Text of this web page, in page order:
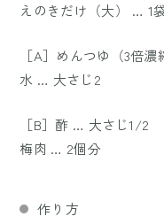
えのきだけ（大） … 1
［A］めんつゆ（3倍
水 … 大さじ2
［B］酢 … 大さじ1/2
梅肉 … 2個分
作り方